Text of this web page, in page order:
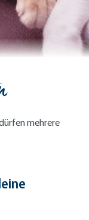
mehrere